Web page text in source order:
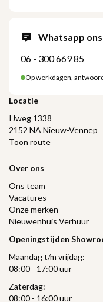
Whatsapp ons
06 - 300 669 85
Op werkdagen,
Locatie
IJweg 1338
2152 NA Nieuw-Vennep
Toon route
Over ons
Ons team
Vacatures
Onze merken
Nieuwenhuis Verhuur
Openingstijden
Maandag t/m vrijdag:
08:00 - 17:00 uur
Zaterdag:
08:00 - 16:00 uur